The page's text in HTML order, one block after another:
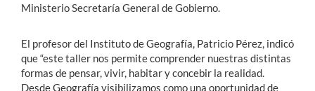
Ministerio Secretaría General de Gobierno.
El profesor del Instituto de Geografía, Patricio Pérez, indicó
que “este taller nos permite comprender nuestras distintas
formas de pensar, vivir, habitar y concebir la realidad.
Desde Geografía visibilizamos como una oportunidad de